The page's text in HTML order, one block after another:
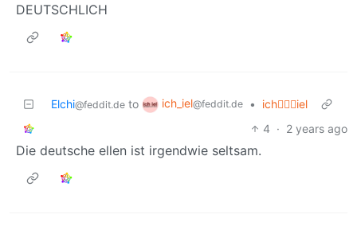
DEUTSCHLICH
Elchi@feddit.de to ich_iel@feddit.de •
ich🙋🏼‍♂️iel
4 · 2 years ago
Die deutsche ellen ist irgendwie seltsam.